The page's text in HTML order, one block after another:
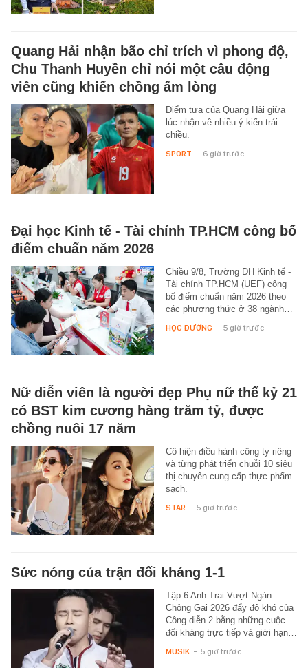
Quang Hải nhận bão chỉ trích vì phong độ,
Chu Thanh Huyền chỉ nói một câu động
viên cũng khiến chồng ấm lòng
Điểm tựa của Quang Hải giữa
lúc nhận về nhiều ý kiến trái
chiều.
SPORT - 6 giờ trước
Đại học Kinh tế - Tài chính TP.HCM công bố
điểm chuẩn năm 2026
Chiều 9/8, Trường ĐH Kinh tế -
Tài chính TP.HCM (UEF) công
bố điểm chuẩn năm 2026 theo
các phương thức ở 38 ngành…
HỌC ĐƯỜNG - 5 giờ trước
Nữ diễn viên là người đẹp Phụ nữ thế kỷ 21
có BST kim cương hàng trăm tỷ, được
chồng nuôi 17 năm
Cô hiện điều hành công ty riêng
và từng phát triển chuỗi 10 siêu
thị chuyên cung cấp thực phẩm
sạch.
STAR - 5 giờ trước
Sức nóng của trận đối kháng 1-1
Tập 6 Anh Trai Vượt Ngàn
Chông Gai 2026 đẩy độ khó của
Công diễn 2 bằng những cuộc
đối kháng trực tiếp và giới hạn…
MUSIK - 5 giờ trước